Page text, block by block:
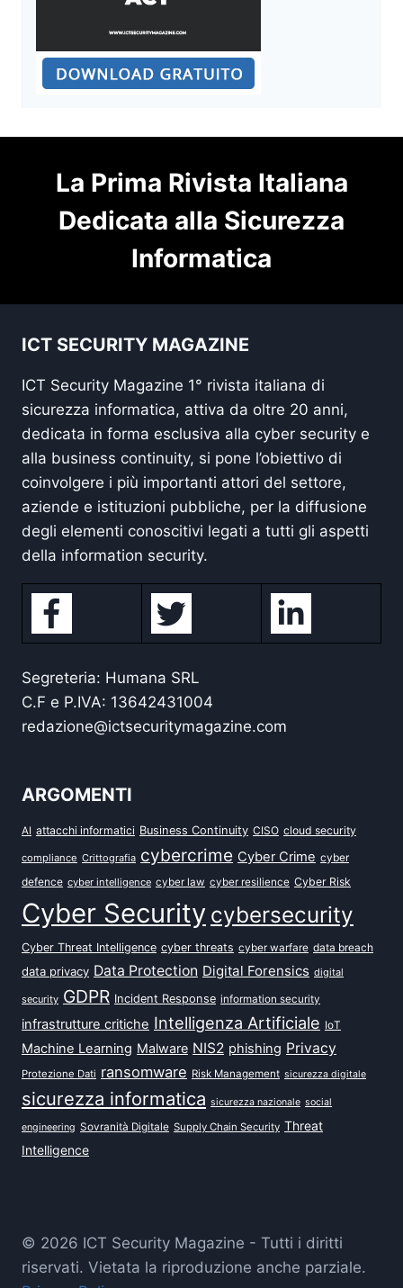
La Prima Rivista Italiana
Dedicata alla Sicurezza
Informatica
ICT SECURITY MAGAZINE
ICT Security Magazine 1° rivista italiana di
sicurezza informatica, attiva da oltre 20 anni,
dedicata in forma esclusiva alla cyber security e
alla business continuity, si pone l’obiettivo di
coinvolgere i più importanti attori del settore,
aziende e istituzioni pubbliche, per la diffusione
degli elementi conoscitivi legati a tutti gli aspetti
della information security.
Segreteria: Humana SRL
C.F e P.IVA: 13642431004
redazione@ictsecuritymagazine.com
ARGOMENTI
AI attacchi informatici Business Continuity CISO cloud security
compliance Crittografia cybercrime Cyber Crime cyber
defence cyber intelligence cyber law cyber resilience Cyber Risk
Cyber Security cybersecurity
Cyber Threat Intelligence cyber threats cyber warfare data breach
data privacy Data Protection Digital Forensics digital
security GDPR Incident Response information security
infrastrutture critiche Intelligenza Artificiale IoT
Machine Learning Malware NIS2 phishing Privacy
Protezione Dati ransomware Risk Management sicurezza digitale
sicurezza informatica sicurezza nazionale social
engineering Sovranità Digitale Supply Chain Security Threat
Intelligence
© 2026 ICT Security Magazine - Tutti i diritti
riservati. Vietata la riproduzione anche parziale.